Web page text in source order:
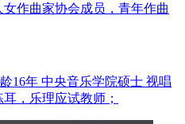
女作曲家协会成员，青年作曲
16年 中央音乐学院硕士 视唱
，乐理应试教师；